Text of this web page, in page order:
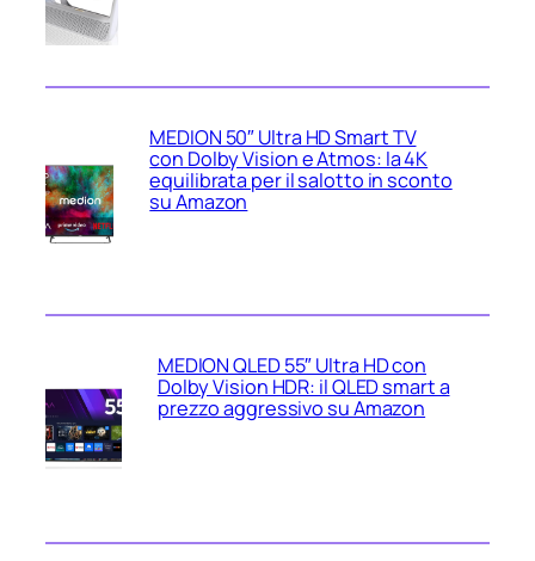
MEDION 50″ Ultra HD Smart TV
con Dolby Vision e Atmos: la 4K
equilibrata per il salotto in sconto
su Amazon
MEDION QLED 55″ Ultra HD con
Dolby Vision HDR: il QLED smart a
prezzo aggressivo su Amazon